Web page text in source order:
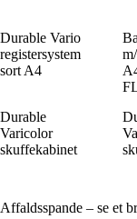
Durable Vario
registersystem
sort A4
Durable
Varicolor
skuffekabinet
Affaldsspande – se et